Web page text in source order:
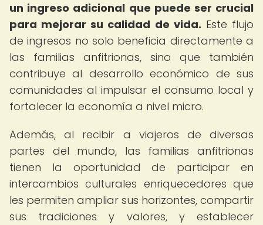
un ingreso adicional que puede ser crucial
para mejorar su calidad de vida. Este flujo
de ingresos no solo beneficia directamente a
las familias anfitrionas, sino que también
contribuye al desarrollo económico de sus
comunidades al impulsar el consumo local y
fortalecer la economía a nivel micro.
Además, al recibir a viajeros de diversas
partes del mundo, las familias anfitrionas
tienen la oportunidad de participar en
intercambios culturales enriquecedores que
les permiten ampliar sus horizontes, compartir
sus tradiciones y valores, y establecer